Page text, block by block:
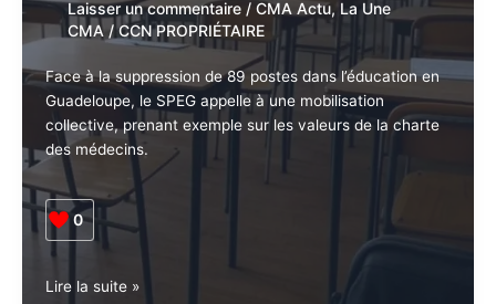
Laisser un commentaire /CMA Actu
CCN PROPRIÉTAIRE
Face à la suppression de 89 postes dans l’éducation
en Guadeloupe, le SPEG appelle à une mobilisation
collective, prenant exemple sur les valeurs de la
charte des médecins.
0